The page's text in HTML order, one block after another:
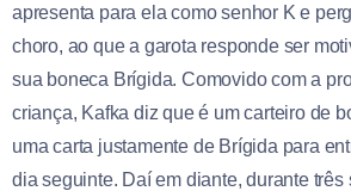
apresenta para ela como senhor K e
choro, ao que a garota responde ser
sua boneca Brígida. Comovido com a
criança, Kafka diz que é um carteiro de
uma carta justamente de Brígida para
dia seguinte. Daí em diante, durante três